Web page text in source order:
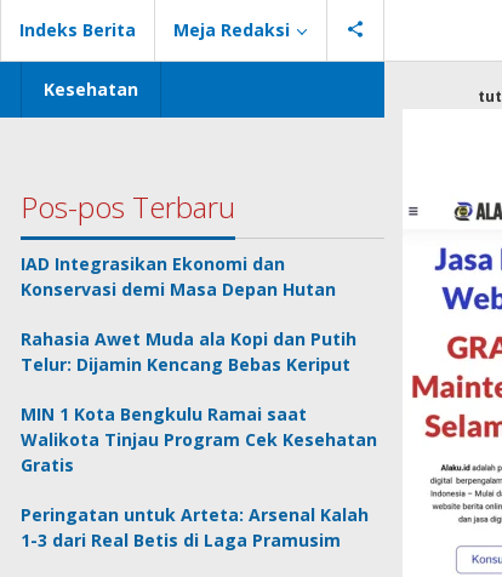
Indeks Berita Meja Redaksi
Kesehatan
Pos-pos Terbaru
IAD Integrasikan Ekonomi dan
Konservasi demi Masa Depan Hutan
Rahasia Awet Muda ala Kopi dan Putih
Telur: Dijamin Kencang Bebas Keriput
MIN 1 Kota Bengkulu Ramai saat
Walikota Tinjau Program Cek Kesehatan
Gratis
Peringatan untuk Arteta: Arsenal Kalah
1-3 dari Real Betis di Laga Pramusim